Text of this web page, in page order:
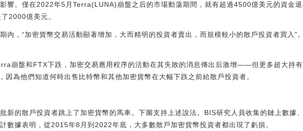
響。僅在2022年5月Terra(LUNA)崩盤之后的市場動蕩期間，就有超過4500億美元的資金
2000億美元。
內，“加密貨幣交易活動顯著增加，大而精明的投資者賣出，而規模較小的散戶投資者買入”
崩盤和FTX下跌，加密交易應用程序的活動在其失敗的消息傳出后激增——但更多超大持
因為他們知道何時出售比特幣和其他加密貨幣在大幅下跌之前給散戶投資者。
新的散戶投資者跳上了加密貨幣的馬車。下圖支持上述說法。BIS研究人員收集的鏈上數據
數據表明，從2015年8月到2022年底，大多數散戶加密貨幣投資者都出現了虧損。